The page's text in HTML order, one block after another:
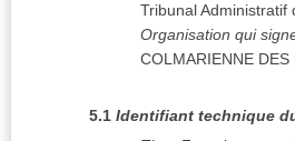
Tribunal Administratif
Organisation qui
COLMARIENNE DES
5.1 Identifiant technique